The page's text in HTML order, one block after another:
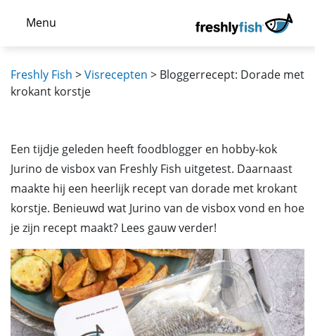
Menu
Freshly Fish >Visrecepten > Bloggerrecept: Dorade met
krokant korstje
Een tijdje geleden heeft foodblogger en hobby-kok
Jurino de visbox van Freshly Fish uitgetest. Daarnaast
maakte hij een heerlijk recept van dorade met krokant
korstje. Benieuwd wat Jurino van de visbox vond en hoe
je zijn recept maakt? Lees gauw verder!